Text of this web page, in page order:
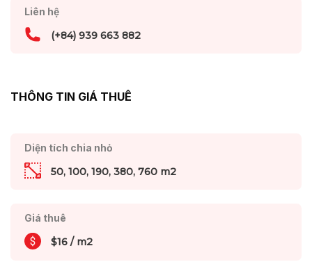
Liên hệ
(+84) 939 663 882
THÔNG TIN GIÁ THUÊ
Diện tích chia nhỏ
50, 100, 190, 380, 760 m2
Giá thuê
$16 / m2